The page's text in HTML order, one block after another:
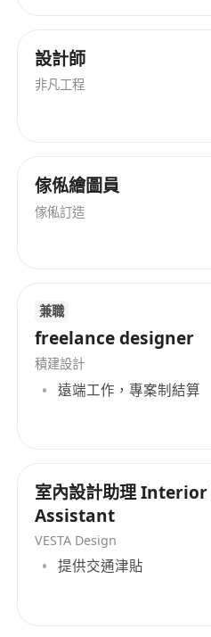
設計師
非凡工程
傢俬繪圖員
傢俬訂造
兼職
freelance designer
積建設計
遠端工作，專案制結算
室內設計助理
Assistant
VESTA Design
提供交通津貼